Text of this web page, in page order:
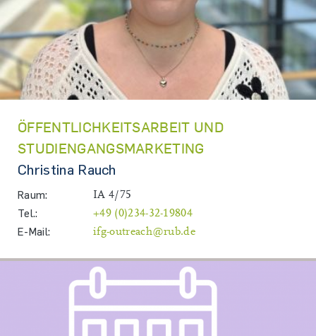
ÖFFENTLICHKEITSARBEIT UND
STUDIENGANGSMARKETING
Christina Rauch
Raum:
IA 4/75
Tel.:
+49 (0)234-32-19804
E-Mail:
ifg-outreach@rub.de